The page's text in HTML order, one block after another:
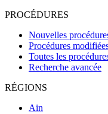
PROCÉDURES
Nouvelles
Procédures
Toutes les
Recherche avancée
RÉGIONS
Ain